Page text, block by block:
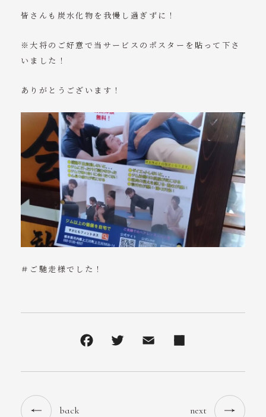
皆さんも炭水化物を我慢し過ぎずに！
※大将のご好意で当サービスのポスターを貼って下さ
いました！
ありがとうございます！
＃ご馳走様でした！
back next